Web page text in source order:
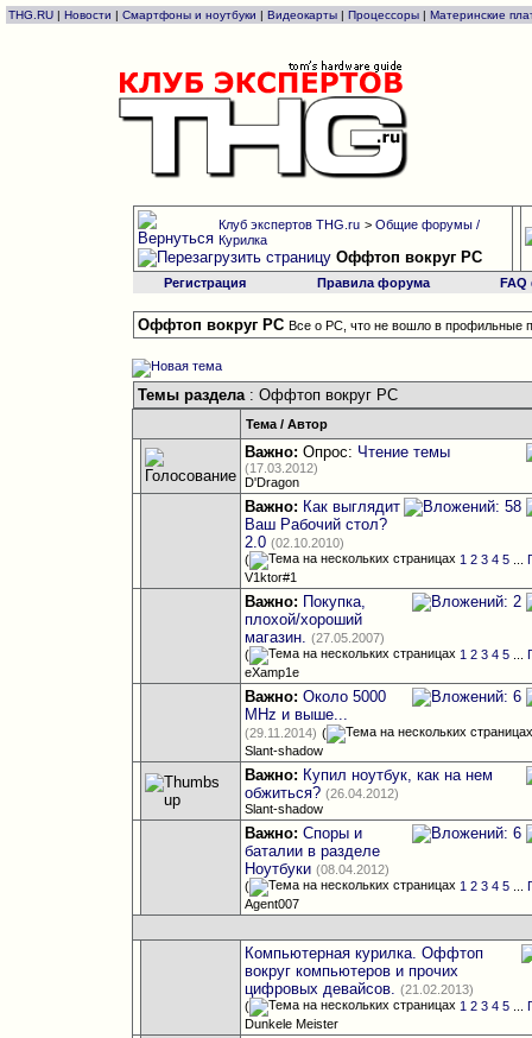
THG.RU | Новости | Смартфоны и ноутбуки | Видеокарты | Процессоры | Материнские
Клуб экспертов THG.ru > Общие форумы /
Курилка
Оффтоп вокруг РС
Регистрация Правила форума
Оффтоп вокруг РС Все о РС, что не вошло в профильные
Темы раздела: Оффтоп вокруг РС
Тема /Автор
Важно: Опрос: Чтение темы
(17.03.2012)
D'Dragon
Важно: Как выглядит
Ваш Рабочий стол?
2.0 (02.10.2010)
(
1 2 3 4 5 ...
V1ktor#1
Важно: Покупка,
плохой/хороший
магазин. (27.05.2007)
(
1 2 3 4 5 ...
eXamp1e
Важно: Около 5000
MHz и выше...
(29.11.2014) (
Slant-shadow
Важно: Купил ноутбук, как на нем
обжиться? (26.04.2012)
Slant-shadow
Важно: Споры и
баталии в разделе
Ноутбуки (08.04.2012)
(
1 2 3 4 5 ...
Agent007
Компьютерная курилка. Оффтоп
вокруг компьютеров и прочих
цифровых девайсов. (21.02.2013)
(
1 2 3 4 5 ...
Dunkele Meister